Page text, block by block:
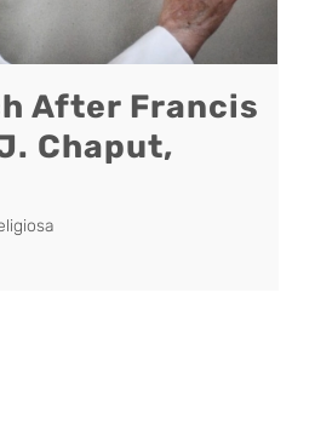
After Francis
Chaput,